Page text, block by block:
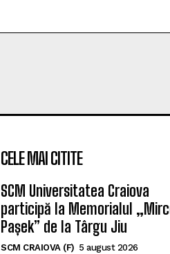
CELE MAI CITITE
SCM Universitatea Craiova
participă la Memorialul
Pașek” de la Târgu Jiu
SCM CRAIOVA (F) 5 august 2026